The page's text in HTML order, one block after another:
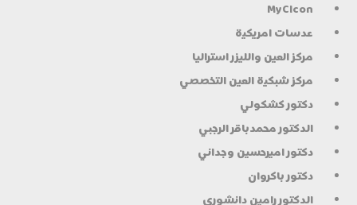
MyClcon
عدسات امريكية
مركز العين والليزر استراليا
مركز شبكية العين التخصصي
دكتور كشكولي
الدكتور محمدباقر الرجبي
دكتور اميرحسين وجداني
دكتور باكروان
الدكتور رامين دانشوري